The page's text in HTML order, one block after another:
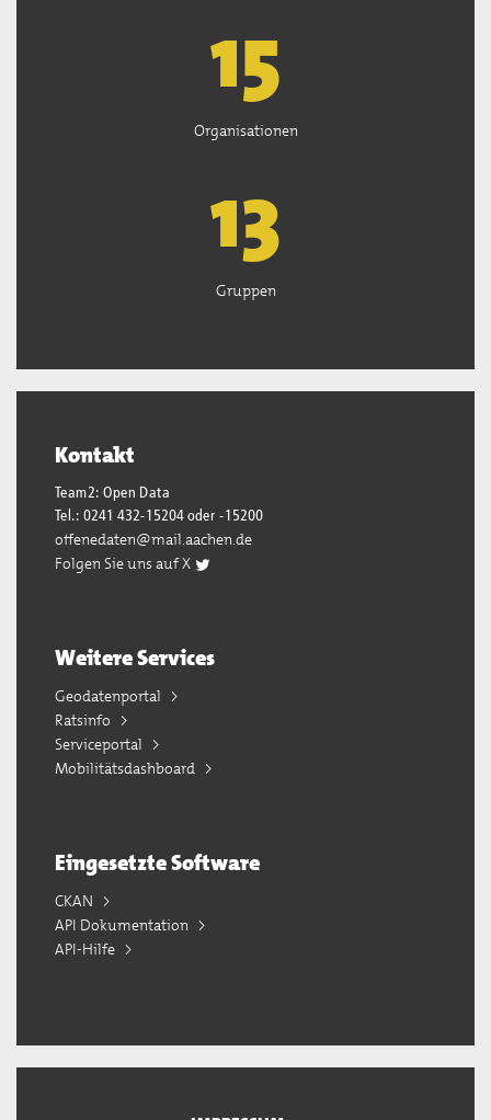
15
Organisationen
13
Gruppen
Kontakt
Team2: Open Data
Tel.: 0241 432-15204 oder -15200
offenedaten@mail.aachen.de
Folgen Sie uns auf X
Weitere Services
Geodatenportal
Ratsinfo
Serviceportal
Mobilitätsdashboard
Eingesetzte Software
CKAN
API Dokumentation
API-Hilfe